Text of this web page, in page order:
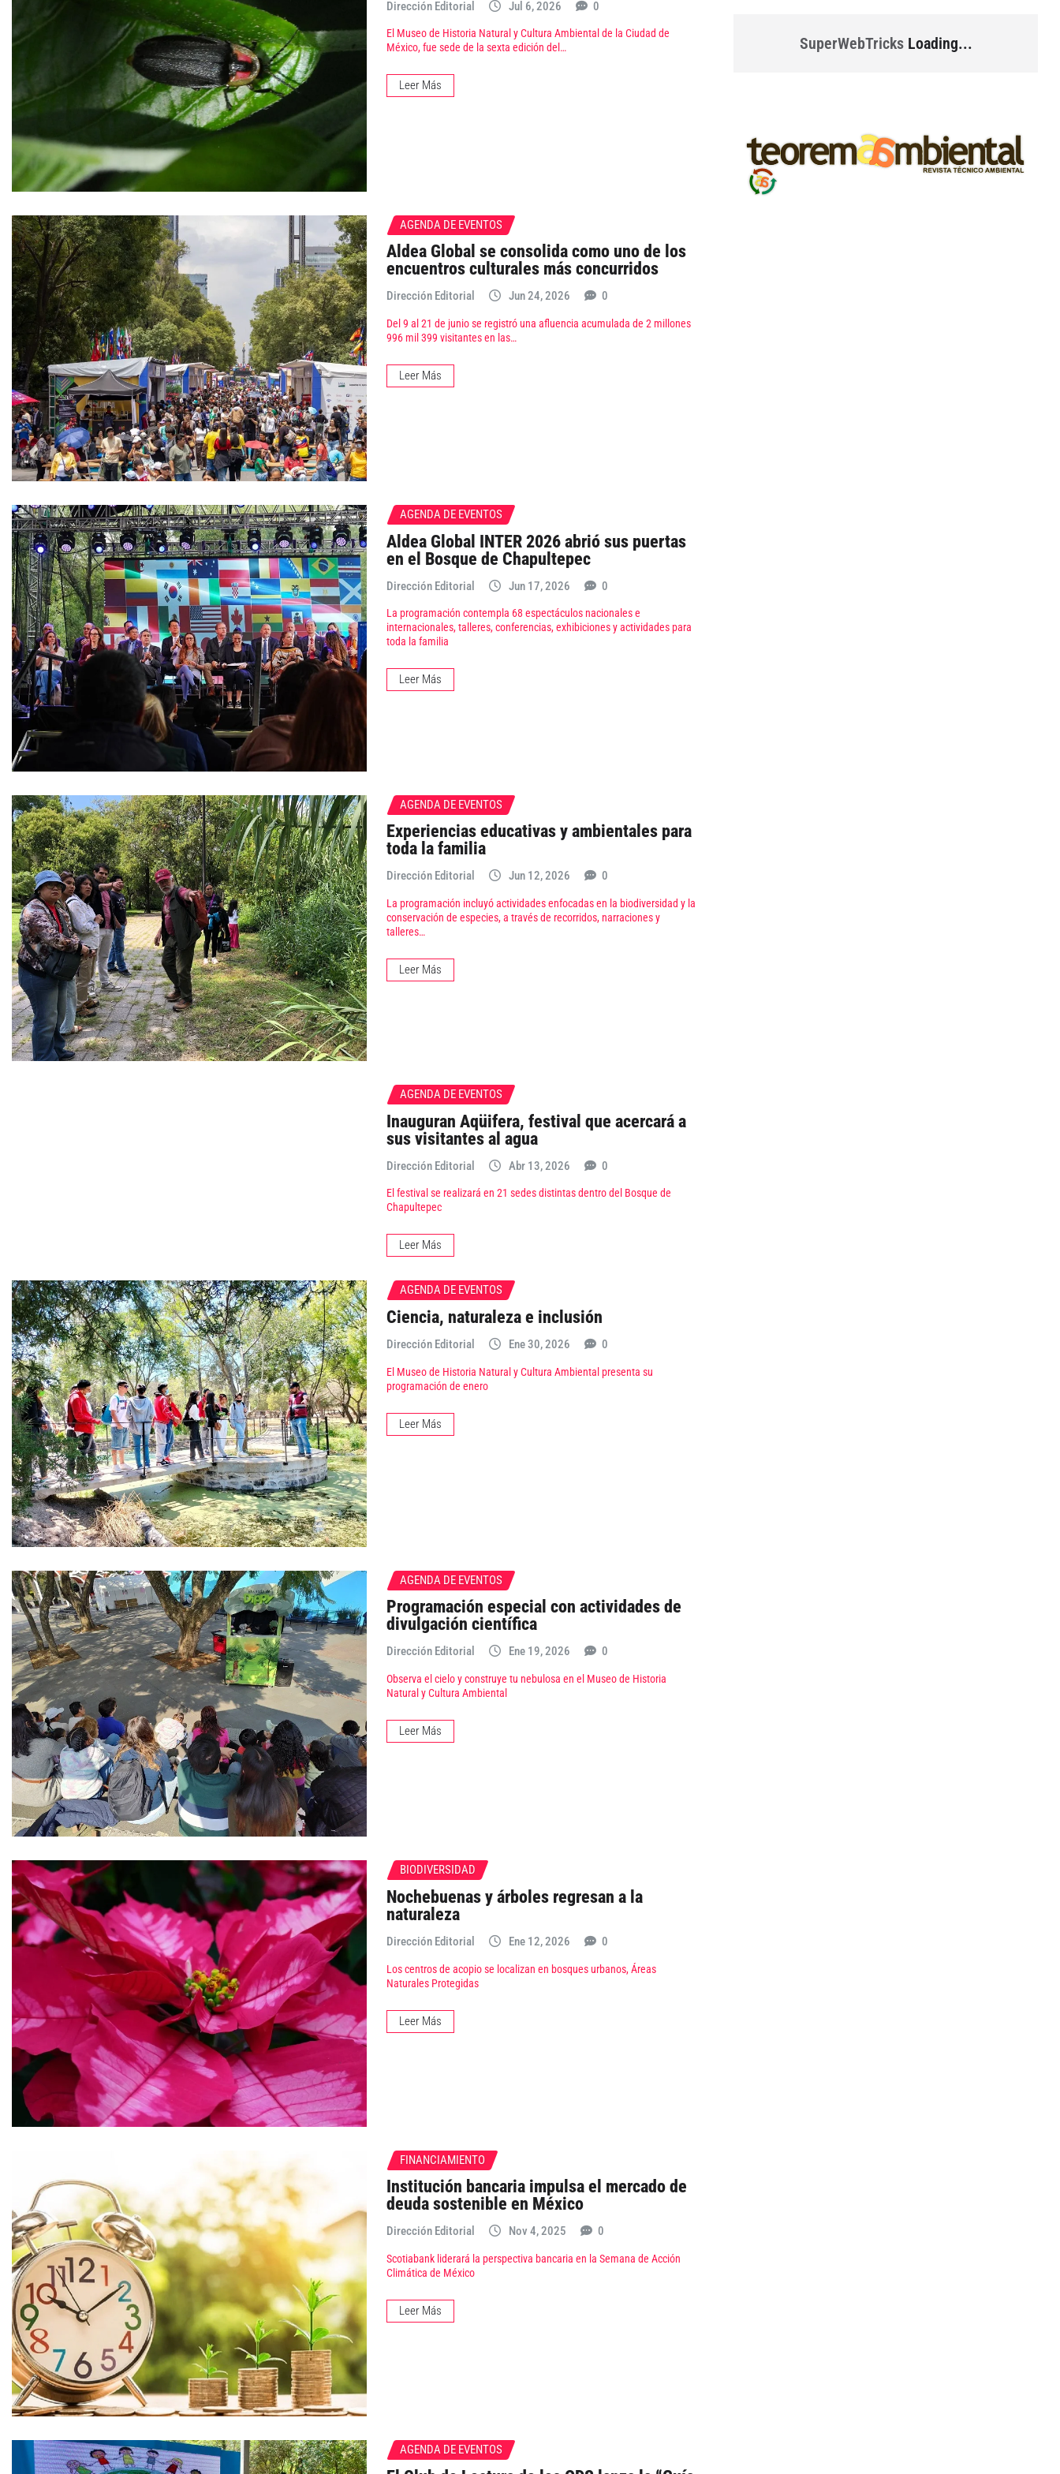
Dirección Editorial Jul 6, 2026 0
El Museo de Historia Natural y Cultura Ambiental de la Ciudad de
México, fue sede de la sexta edición del…
Leer Más
AGENDA DE EVENTOS
Aldea Global se consolida como uno de los
encuentros culturales más concurridos
Dirección Editorial Jun 24, 2026 0
Del 9 al 21 de junio se registró una afluencia acumulada de 2 millones
996 mil 399 visitantes en las…
Leer Más
AGENDA DE EVENTOS
Aldea Global INTER 2026 abrió sus puertas
en el Bosque de Chapultepec
Dirección Editorial Jun 17, 2026 0
⁠La programación contempla 68 espectáculos nacionales e
internacionales, talleres, conferencias, exhibiciones y actividades para
toda la familia
Leer Más
AGENDA DE EVENTOS
Experiencias educativas y ambientales para
toda la familia
Dirección Editorial Jun 12, 2026 0
La programación incluyó actividades enfocadas en la biodiversidad y la
conservación de especies, a través de recorridos, narraciones y
talleres…
Leer Más
AGENDA DE EVENTOS
Inauguran Aqüifera, festival que acercará a
sus visitantes al agua
Dirección Editorial Abr 13, 2026 0
El festival se realizará en 21 sedes distintas dentro del Bosque de
Chapultepec
Leer Más
AGENDA DE EVENTOS
Ciencia, naturaleza e inclusión
Dirección Editorial Ene 30, 2026 0
El Museo de Historia Natural y Cultura Ambiental presenta su
programación de enero
Leer Más
AGENDA DE EVENTOS
Programación especial con actividades de
divulgación científica
Dirección Editorial Ene 19, 2026 0
Observa el cielo y construye tu nebulosa en el Museo de Historia
Natural y Cultura Ambiental
Leer Más
BIODIVERSIDAD
Nochebuenas y árboles regresan a la
naturaleza
Dirección Editorial Ene 12, 2026 0
Los centros de acopio se localizan en bosques urbanos, Áreas
Naturales Protegidas
Leer Más
FINANCIAMIENTO
Institución bancaria impulsa el mercado de
deuda sostenible en México
Dirección Editorial Nov 4, 2025 0
Scotiabank liderará la perspectiva bancaria en la Semana de Acción
Climática de México
Leer Más
AGENDA DE EVENTOS
SuperWebTricksLoading...